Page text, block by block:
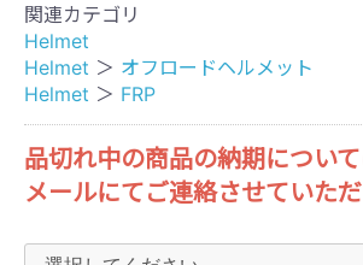
関連カテゴリ
Helmet
Helmet ＞ オフロードヘルメット
Helmet ＞ FRP
品切れ中の商品の納期につい
メールにてご連絡させていただ